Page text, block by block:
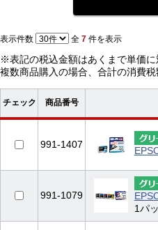
表示件数 全 7 件を表示
※表記の税込金額はあくまで単価に
複数商品購入の場合、合計の消費税
チェック 商品番号
991-1407
991-1079
1パ